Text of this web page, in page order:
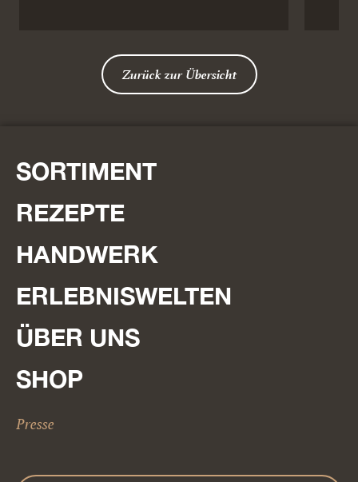
Zurück zur Übersicht
SORTIMENT
REZEPTE
HANDWERK
ERLEBNISWELTEN
ÜBER UNS
SHOP
Presse